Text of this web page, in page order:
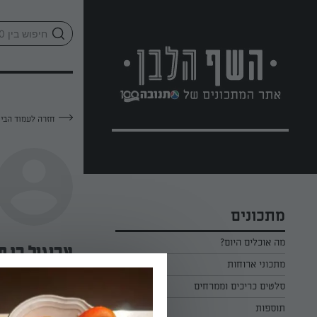
מתכונים
מה אוכלים היום?
מתכוני ארוחות
ארוחת בוקר
ארוחת צהריים
סלטים כריכים וממרחים
כל הסלטים כריכים וממרחים
תוספות
חזרה לעמוד
אביגיל בן
—